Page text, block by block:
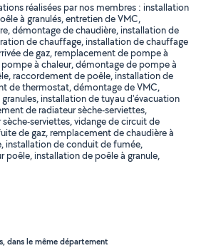
réalisées par nos membres : installation
à granulés, entretien de VMC,
démontage de chaudière, installation de
de chauffage, installation de chauffage
de gaz, remplacement de pompe à
à chaleur, démontage de pompe à
raccordement de poêle, installation de
de thermostat, démontage de VMC,
installation de tuyau d'évacuation
de radiateur sèche-serviettes,
serviettes, vidange de circuit de
de gaz, remplacement de chaudière à
installation de conduit de fumée,
poêle, installation de poêle à granule,
dans le même département